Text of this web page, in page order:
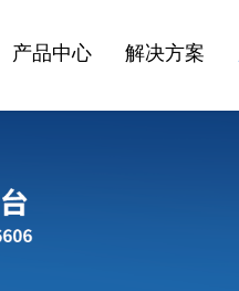
产品中心 解决方案